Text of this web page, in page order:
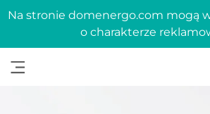
Na stronie domenergo.com mogą
o charakterze